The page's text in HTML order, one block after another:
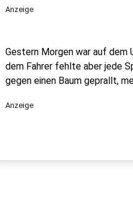
Anzeige
Gestern Morgen war auf
dem Fahrer fehlte aber jede
gegen einen Baum geprallt,
Anzeige